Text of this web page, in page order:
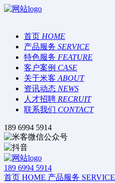
首页 HOME
产品服务 SERVICE
特色服务 FEATURE
客户案例 CASE
关于米客 ABOUT
资讯动态 NEWS
人才招聘 RECRUIT
联系我们 CONTACT
189 6994 5914
189 6994 5914
首页 HOME 产品服务 SERVICE